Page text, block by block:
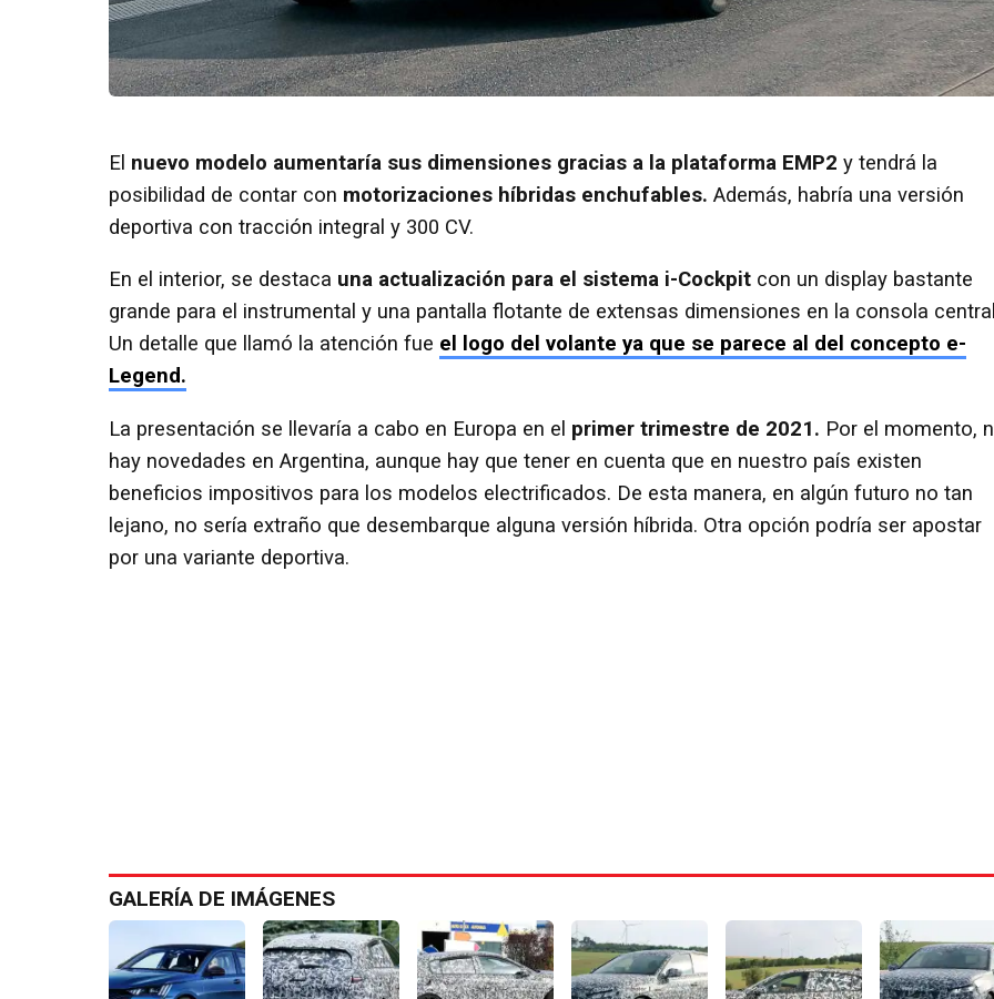
El nuevo modelo aumentaría sus dimensiones gracias a la plataforma EMP2 y tendrá la
posibilidad de contar con motorizaciones híbridas enchufables. Además, habría una versión
deportiva con tracción integral y 300 CV.
En el interior, se destaca una actualización para el sistema i-Cockpit con un display bastante
grande para el instrumental y una pantalla flotante de extensas dimensiones en la consola
Un detalle que llamó la atención fue el logo del volante ya que se parece al del concepto e-
Legend.
La presentación se llevaría a cabo en Europa en el primer trimestre de 2021. Por el momento,
hay novedades en Argentina, aunque hay que tener en cuenta que en nuestro país existen
beneficios impositivos para los modelos electrificados. De esta manera, en algún futuro no tan
lejano, no sería extraño que desembarque alguna versión híbrida. Otra opción podría ser apostar
por una variante deportiva.
GALERÍA DE IMÁGENES